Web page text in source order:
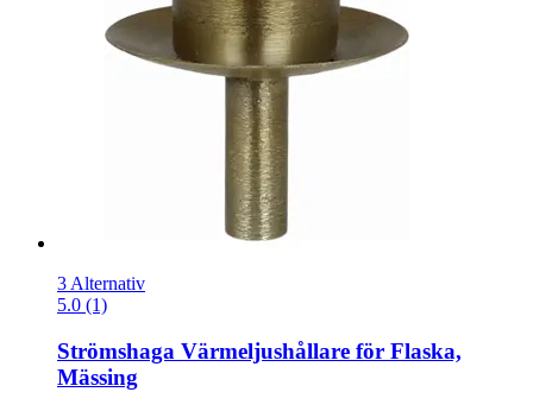
3 Alternativ
5.0 (1)
Strömshaga Värmeljushållare för Flaska,
Mässing